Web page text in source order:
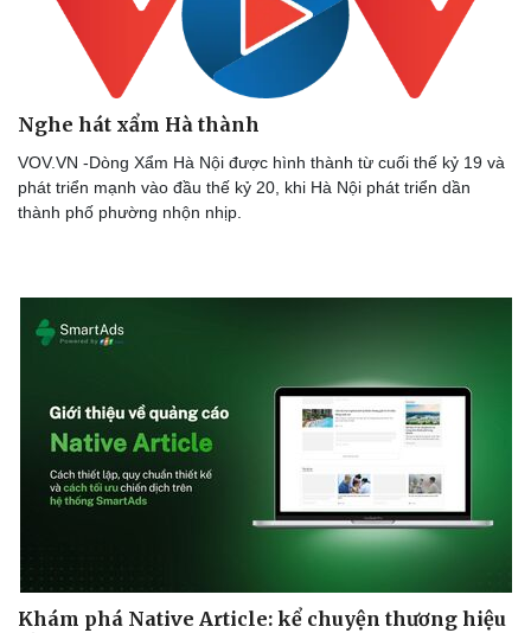
Nghe hát xẩm Hà thành
VOV.VN -Dòng Xẩm Hà Nội được hình thành từ cuối thế kỷ 19 và
phát triển mạnh vào đầu thế kỷ 20, khi Hà Nội phát triển dần
thành phố phường nhộn nhịp.
Khám phá Native Article: kể chuyện thương hiệu